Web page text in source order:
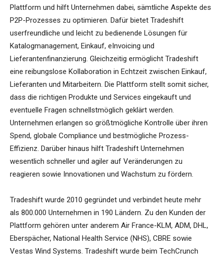
Plattform und hilft Unternehmen dabei, sämtliche Aspekte des
P2P-Prozesses zu optimieren. Dafür bietet Tradeshift
userfreundliche und leicht zu bedienende Lösungen für
Katalogmanagement, Einkauf, eInvoicing und
Lieferantenfinanzierung. Gleichzeitig ermöglicht Tradeshift
eine reibungslose Kollaboration in Echtzeit zwischen Einkauf,
Lieferanten und Mitarbeitern. Die Plattform stellt somit sicher,
dass die richtigen Produkte und Services eingekauft und
eventuelle Fragen schnellstmöglich geklärt werden.
Unternehmen erlangen so größtmögliche Kontrolle über ihren
Spend, globale Compliance und bestmögliche Prozess-
Effizienz. Darüber hinaus hilft Tradeshift Unternehmen
wesentlich schneller und agiler auf Veränderungen zu
reagieren sowie Innovationen und Wachstum zu fördern.
Tradeshift wurde 2010 gegründet und verbindet heute mehr
als 800.000 Unternehmen in 190 Ländern. Zu den Kunden der
Plattform gehören unter anderem Air France-KLM, ADM, DHL,
Eberspächer, National Health Service (NHS), CBRE sowie
Vestas Wind Systems. Tradeshift wurde beim TechCrunch